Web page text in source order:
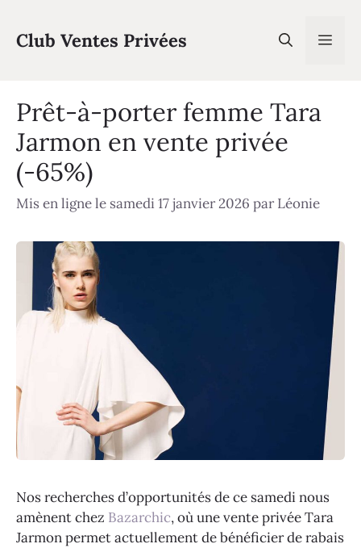
contenu
Club Ventes Privées
Prêt-à-porter femme Tara
Jarmon en vente privée
(-65%)
Mis en ligne le samedi 17 janvier 2026 parLéonie
Nos recherches d’opportunités de ce samedi nous
amènent chez Bazarchic, où une vente privée Tara
Jarmon permet actuellement de bénéficier de rabais